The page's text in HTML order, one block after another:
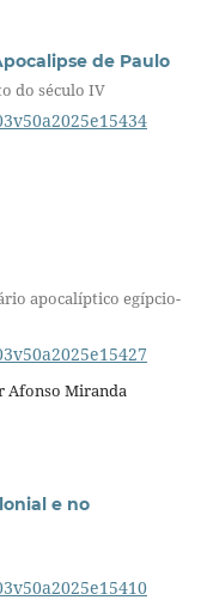
de Paulo
do século IV
apocalíptico egípcio-
Afonso Miranda
e no